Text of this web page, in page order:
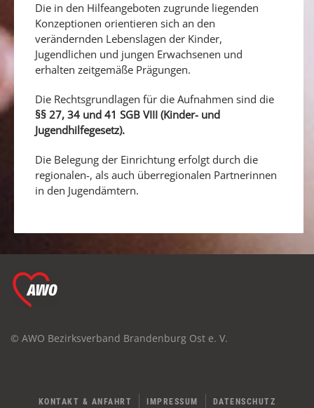
Die in den Hilfeangeboten zugrunde liegenden
Konzeptionen orientieren sich an den
verändernden Lebenslagen der Kinder,
Jugendlichen und jungen Erwachsenen und
erhalten zeitgemäße Prägungen.
Die Rechtsgrundlagen für die Aufnahmen sind die
§§ 27, 34 und 41 SGB VIII (Kinder- und
Jugendhilfegesetz).
Die Belegung der Einrichtung erfolgt durch die
regionalen-, als auch überregionalen Partnerinnen
in den Jugendämtern.
© AWO Bezirksverband Brandenburg Ost e. V.
KONTAKT & ANFAHRT IMPRESSUM DATENSCHUTZ